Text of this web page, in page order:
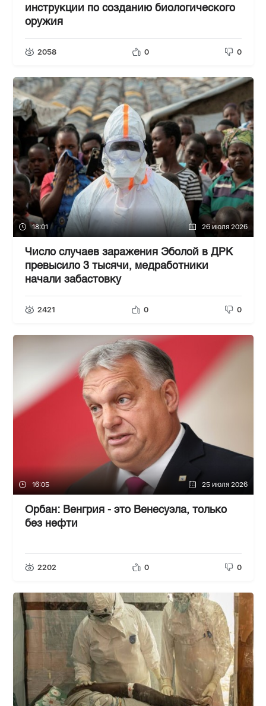
инструкции по созданию биологического
оружия
2058 0 0
18:01 26 июля 2026
Число случаев заражения Эболой в ДРК
превысило 3 тысячи, медработники
начали забастовку
2421 0 0
16:05 25 июля 2026
Орбан: Венгрия - это Венесуэла, только
без нефти
2202 0 0